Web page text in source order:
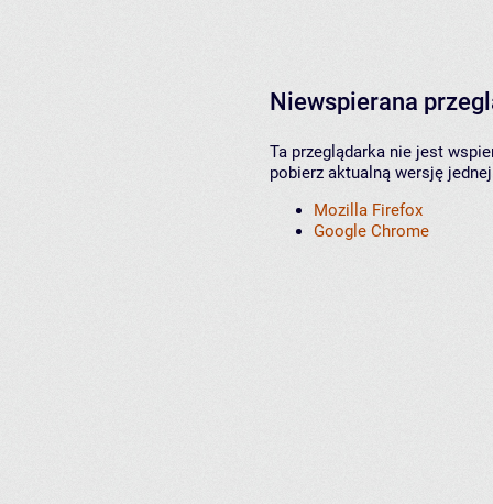
Niewspierana
Ta przeglądarka nie jest
pobierz aktualną wersję
Mozilla Firefox
Google Chrome